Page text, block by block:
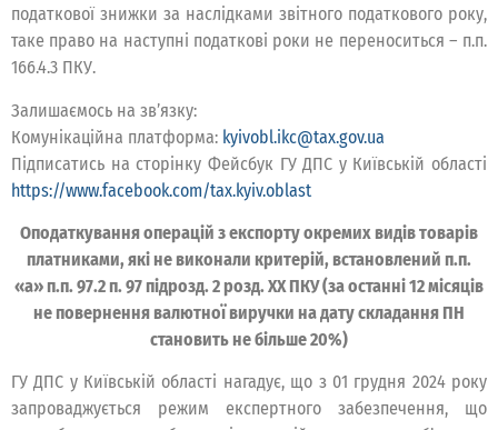
податкової знижки за наслідками звітного податкового року,
таке право на наступні податкові роки не переноситься – п.п.
166.4.3 ПКУ.
Залишаємось на зв’язку:
Комунікаційна платформа: kyivobl.ikc@tax.gov.ua
Підписатись на сторінку Фейсбук ГУ ДПС у Київській області
https://www.facebook.com/tax.kyiv.oblast
Оподаткування операцій з експорту окремих видів товарів
платниками, які не виконали критерій, встановлений п.п.
«а» п.п. 97.2 п. 97 підрозд. 2 розд. ХХ ПКУ (за останні 12 місяців
не повернення валютної виручки на дату складання ПН
становить не більше 20%)
ГУ ДПС у Київській області нагадує, що з 01 грудня 2024 року
запроваджується режим експертного забезпечення, що